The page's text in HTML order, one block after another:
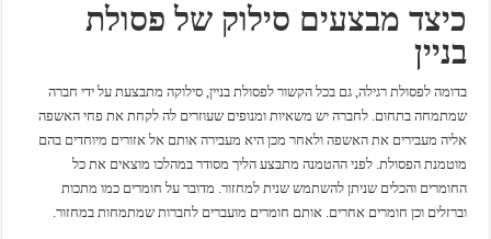
כיצד מבצעים סילוק של פסולת
בניין
בדומה לפסולת רגילה, גם בכל הקשור לפסולת בניין, סילוקה מתבצעת על ידי חברה
שמתמחה בתחום. לחברה יש משאיות ומנופים שעוזרים לה לקחת את פחי האשפה
אליה מעבירים את האשפה ולאחר מכן היא מעבירה אותם אל אזורים מיוחדים בהם
מוטמנת הפסולת. לפני ההטמנה מתבצע הליך מסודר במהלכו מוצאים את כל
החומרים והכלים שניתן להשתמש שנית למחזור. מדובר על חומרים כמו מתכות
וברזלים וכן חומרים אחרים. אותם חומרים מועברים לחברות שמתמחות במחזור.